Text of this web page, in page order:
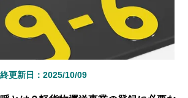
か。そこで本記事では、事業用自動車
業者向けに点呼記録簿に関するさまざ
ます。点呼に関する不安がなくなり、
ルもご紹介しますので、ぜひ最後まで
更新日：2025/10/09